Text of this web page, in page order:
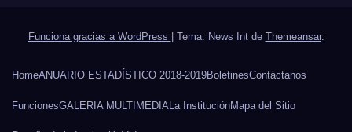
Funciona gracias a WordPress Tema: News Int de Themeansar.
HomeANUARIO ESTADÍSTICO 2018-2019BoletinesContáctanos
FuncionesGALERIA MULTIMEDIALa InstituciónMapa del Sitio